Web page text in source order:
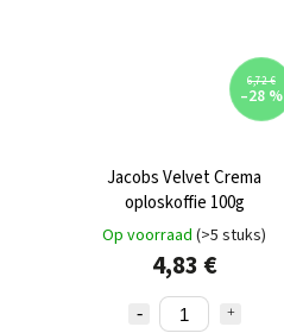
6,72 €
–28 %
Jacobs Velvet Crema
oploskoffie 100g
Op voorraad (>5 stuks)
4,83 €